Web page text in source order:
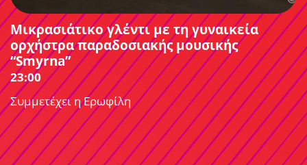
Μικρασιάτικο γλέντι με τη γυναικεία
ορχήστρα παραδοσιακής μουσικής
“Smyrna”
23:00
Συμμετέχει η Ερωφίλη